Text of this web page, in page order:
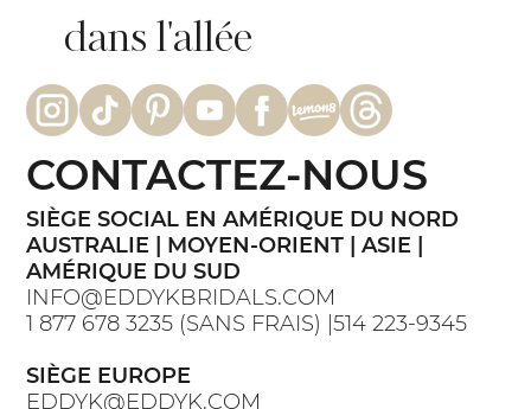
dans l'allée
SIÈGE SOCIAL EN AMÉRIQUE DU NORD
AUSTRALIE | MOYEN-ORIENT | ASIE |
AMÉRIQUE DU SUD
INFO@EDDYKBRIDALS.COM
1 877 678 3235 (SANS FRAIS) |514 223-9345
SIÈGE EUROPE
EDDYK@EDDYK.COM
CONTACTEZ-NOUS